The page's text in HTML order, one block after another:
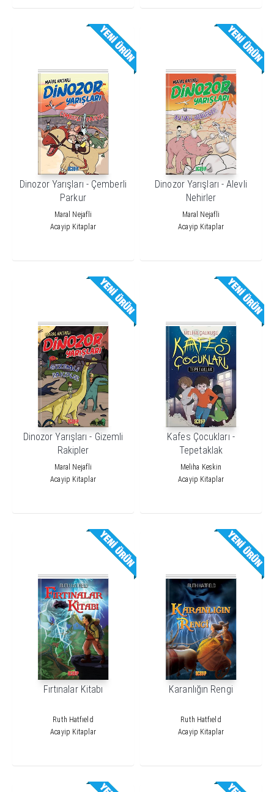
Dinozor Yarışları - Çemberli
Parkur
Maral Nejafli
Acayip Kitaplar
Dinozor Yarışları - Alevli
Nehirler
Maral Nejafli
Acayip Kitaplar
Dinozor Yarışları - Gizemli
Rakipler
Maral Nejafli
Acayip Kitaplar
Kafes Çocukları -
Tepetaklak
Meliha Keskin
Acayip Kitaplar
Fırtınalar Kitabı
Ruth Hatfıeld
Acayip Kitaplar
Karanlığın Rengi
Ruth Hatfıeld
Acayip Kitaplar